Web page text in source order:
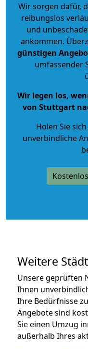
Wir sorgen dafür,
reibungslos
und
ankommen.
günstigen
umfassender
Wir legen los,
von Stuttgart
Holen Sie
unverbindliche
Weitere
Unsere geprüften
Ihnen
Ihre Bedürfnisse
Angebote sind
Sie einen Umzug
außerhalb Ihres